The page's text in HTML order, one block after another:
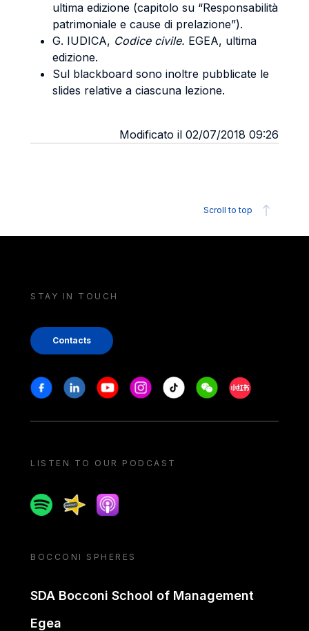
ultima edizione (capitolo su “Responsabilità
patrimoniale e cause di prelazione”).
G. IUDICA, Codice civile. EGEA, ultima
edizione.
Sul blackboard sono inoltre pubblicate le
slides relative a ciascuna lezione.
Modificato il 02/07/2018 09:26
Scroll to top
STAY IN TOUCH
Contacts
Stay in touch
FacebookLinkedinYoutubeInstagram
Tiktok WeechatXiaohongshu/
LISTEN TO OUR PODCAST
SpotifySpreakerApple podcast
BOCCONI SPHERES
SDA Bocconi School of Management
Egea